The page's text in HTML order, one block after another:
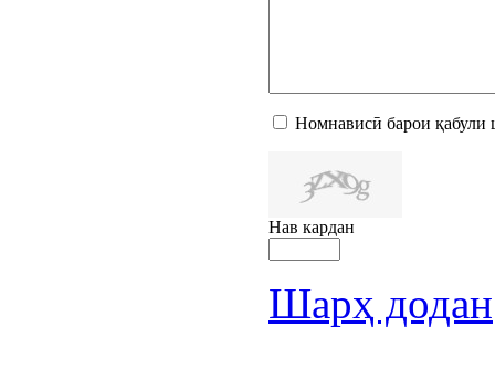
Номнависӣ барои қабули
Нав кардан
Шарҳ додан